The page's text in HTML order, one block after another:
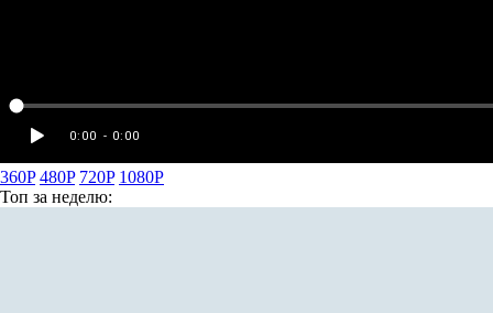
360P 480P 720P 1080P
Топ за неделю: